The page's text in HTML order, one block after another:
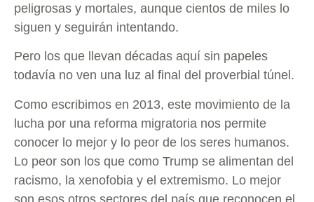
peligrosas y mortales, aunque cientos de miles lo
siguen y seguirán intentando.
Pero los que llevan décadas aquí sin papeles
todavía no ven una luz al final del proverbial túnel.
Como escribimos en 2013, este movimiento de la
lucha por una reforma migratoria nos permite
conocer lo mejor y lo peor de los seres humanos.
Lo peor son los que como Trump se alimentan del
racismo, la xenofobia y el extremismo. Lo mejor
son esos otros sectores del país que reconocen el